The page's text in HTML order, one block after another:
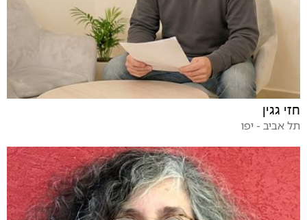
חזי גגין
תל אביב - יפו